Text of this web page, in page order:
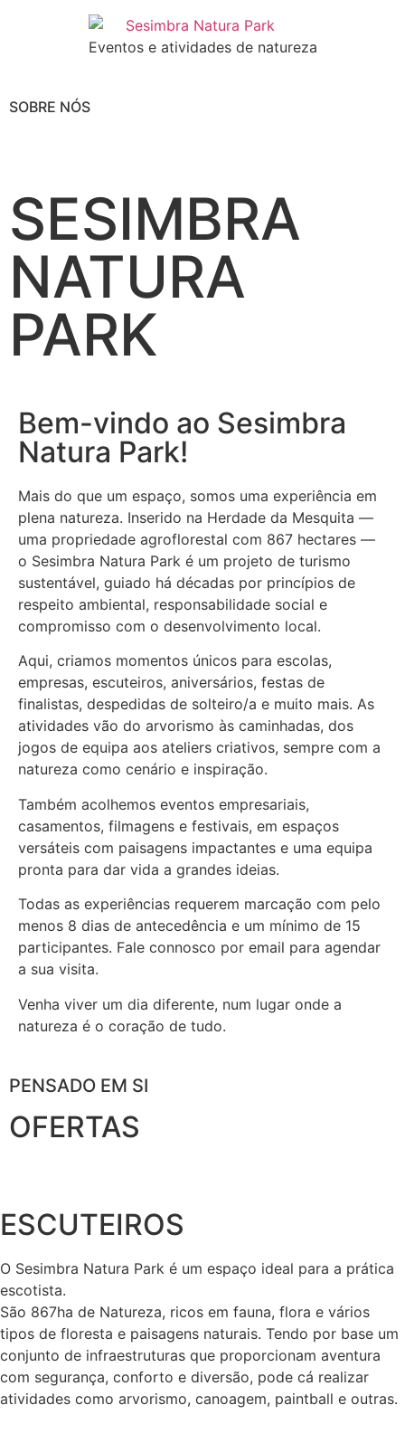
Eventos e atividades de natureza
SOBRE NÓS
SESIMBRA
NATURA
PARK
Bem-vindo ao Sesimbra
Natura Park!
Mais do que um espaço, somos uma experiência em
plena natureza. Inserido na Herdade da Mesquita —
uma propriedade agroflorestal com 867 hectares —
o Sesimbra Natura Park é um projeto de turismo
sustentável, guiado há décadas por princípios de
respeito ambiental, responsabilidade social e
compromisso com o desenvolvimento local.
Aqui, criamos momentos únicos para escolas,
empresas, escuteiros, aniversários, festas de
finalistas, despedidas de solteiro/a e muito mais. As
atividades vão do arvorismo às caminhadas, dos
jogos de equipa aos ateliers criativos, sempre com a
natureza como cenário e inspiração.
Também acolhemos eventos empresariais,
casamentos, filmagens e festivais, em espaços
versáteis com paisagens impactantes e uma equipa
pronta para dar vida a grandes ideias.
Todas as experiências requerem marcação com pelo
menos 8 dias de antecedência e um mínimo de 15
participantes. Fale connosco por email para agendar
a sua visita.
Venha viver um dia diferente, num lugar onde a
natureza é o coração de tudo.
PENSADO EM SI
OFERTAS
ESCUTEIROS
O Sesimbra Natura Park é um espaço ideal para a prática
escotista.
São 867ha de Natureza, ricos em fauna, flora e vários
tipos de floresta e paisagens naturais. Tendo por base um
conjunto de infraestruturas que proporcionam aventura
com segurança, conforto e diversão, pode cá realizar
atividades como arvorismo, canoagem, paintball e outras.